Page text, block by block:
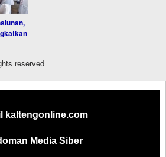
reserved
kaltengonline.com
Media Siber